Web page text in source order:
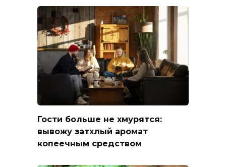
Гости больше не хмурятся:
вывожу затхлый аромат
копеечным средством